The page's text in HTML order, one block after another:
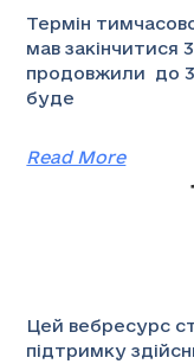
Термін
мав закінчитися
продовжили до
буде
Read More
Цей вебресурс
підтримку